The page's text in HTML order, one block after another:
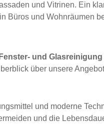
und Vitrinen. Ein
Büros und Wohnräumen
Fenster- und Glasreinigung
über unsere
und moderne
und die